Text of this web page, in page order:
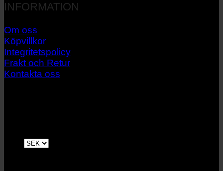
INFORMATION
Om oss
Köpvillkor
Integritetspolicy
Frakt och Retur
Kontakta oss